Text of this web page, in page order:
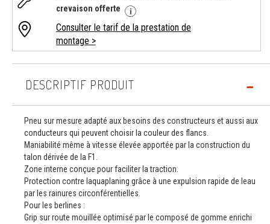
crevaison offerte
Consulter le tarif de la prestation de
montage >
DESCRIPTIF PRODUIT
Pneu sur mesure adapté aux besoins des constructeurs et aussi aux
conducteurs qui peuvent choisir la couleur des flancs.
Maniabilité même à vitesse élevée apportée par la construction du
talon dérivée de la F1.
Zone interne conçue pour faciliter la traction.
Protection contre laquaplaning grâce à une expulsion rapide de leau
par les rainures circonférentielles.
Pour les berlines :
Grip sur route mouillée optimisé par le composé de gomme enrichi